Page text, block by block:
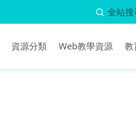
全站
資源分類 Web教學資源 教